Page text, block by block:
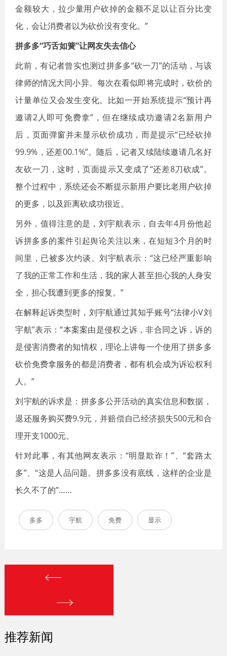
金额较大，拉少量用户砍掉的金额不足以让百分比变
化，会让消费者以为砍价没有变化。”
拼多多“巧舌如簧”让网友失去信心
此前，有记者曾实也测过拼多多“砍一刀”的活动，与该
律师的情况大同小异。每次在看似即将完成时，砍价的
计量单位又会发生变化。比如一开始系统提示“预计再
邀请2人即可免费拿”，但在继续成功邀请2名新用户
后，页面弹窗并未显示砍价成功，而是提示“已经砍掉
99.9%，还差00.1%”。随后，记者又续陆续邀请几名好
友砍一刀，这时，页面提示又变成了“还差8刀砍成”。
整个过程中，系统还会不断提示新用户要比老用户砍掉
的更多，以及距离砍成功很近。
另外，值得注意的是，刘宇航表示，自去年4月份他起
诉拼多多的案件引起舆论关注以来，在短短3个月的时
间里，已被多次约谈。刘宇航表示：“这已经严重影响
了我的正常工作和生活，我的家人甚至担心我的人身安
全，担心我遭到更多的报复。”
在解释起诉类型时，刘宇航通过其知乎账号“法律小V刘
宇航”表示：“本案案由是侵权之诉，非合同之诉，诉的
是侵害消费者的知情权，理论上讲每一个使用了拼多多
砍价免费拿服务的都是消费者，都有机会成为诉讼权利
人。”
刘宇航的诉求是：拼多多公开活动的真实信息和数据，
退还服务购买费9.9元，并赔偿自己经济损失500元和合
理开支1000元。
针对此事，有其他网友表示：“明显欺诈！”、“套路太
多”、“这是人品问题。拼多多没有底线，这样的企业是
长久不了的”……
多多 宇航 免费 显示
推荐新闻